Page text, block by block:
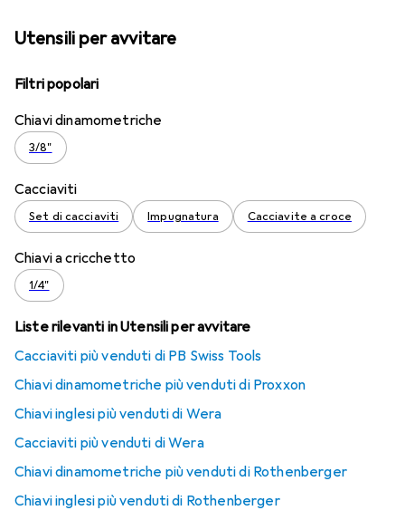
Utensili per avvitare
Filtri popolari
Chiavi dinamometriche
3/8"
Cacciaviti
Set di cacciaviti Impugnatura Cacciavite a croce
Chiavi a cricchetto
1/4"
Liste rilevanti in Utensili per avvitare
Cacciaviti più venduti di PB Swiss Tools
Chiavi dinamometriche più venduti di Proxxon
Chiavi inglesi più venduti di Wera
Cacciaviti più venduti di Wera
Chiavi dinamometriche più venduti di Rothenberger
Chiavi inglesi più venduti di Rothenberger